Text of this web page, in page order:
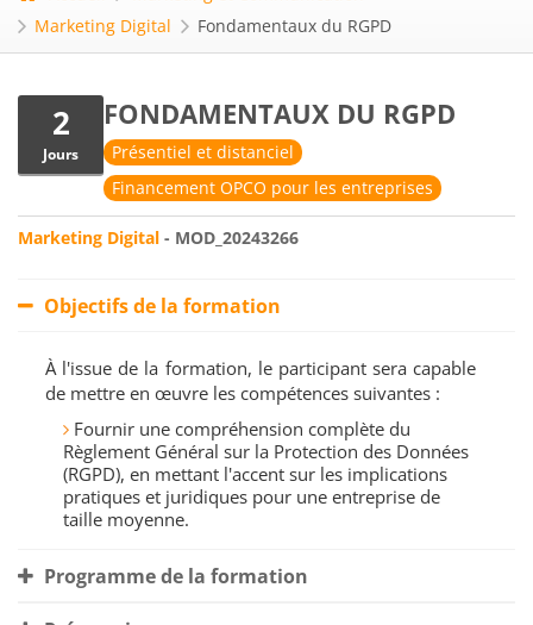
Marketing Digital
Fondamentaux du RGPD
2
Jours
FONDAMENTAUX DU RGPD
Présentiel et distanciel
Financement OPCO pour les entreprises
Marketing Digital - MOD_20243266
Objectifs de la formation
À l'issue de la formation, le participant sera capable
de mettre en œuvre les compétences suivantes :
Fournir une compréhension complète du
Règlement Général sur la Protection des Données
(RGPD), en mettant l'accent sur les implications
pratiques et juridiques pour une entreprise de
taille moyenne.
Programme de la formation